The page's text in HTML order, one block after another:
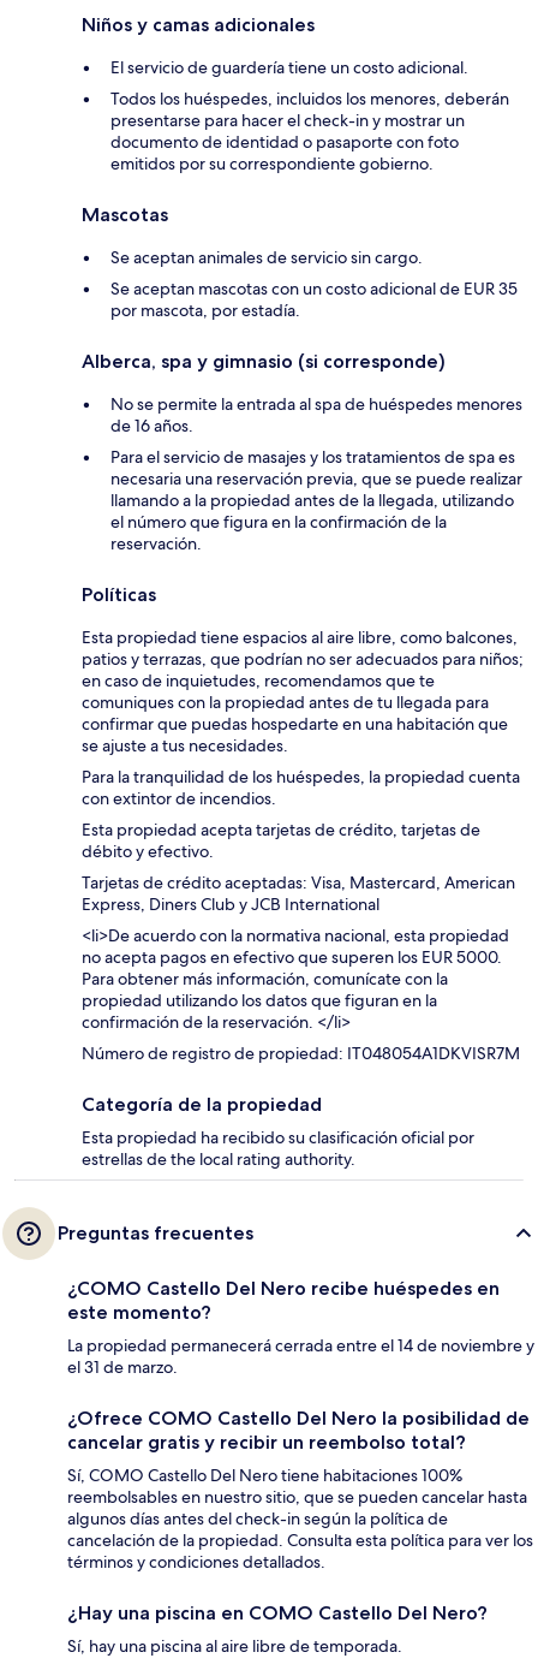
Niños y camas adicionales
El servicio de guardería tiene un costo adicional.
Todos los huéspedes, incluidos los menores, deberán
presentarse para hacer el check-in y mostrar un
documento de identidad o pasaporte con foto
emitidos por su correspondiente gobierno.
Mascotas
Se aceptan animales de servicio sin cargo.
Se aceptan mascotas con un costo adicional de EUR 35
por mascota, por estadía.
Alberca, spa y gimnasio (si corresponde)
No se permite la entrada al spa de huéspedes menores
de 16 años.
Para el servicio de masajes y los tratamientos de spa es
necesaria una reservación previa, que se puede realizar
llamando a la propiedad antes de la llegada, utilizando
el número que figura en la confirmación de la
reservación.
Políticas
Esta propiedad tiene espacios al aire libre, como balcones,
patios y terrazas, que podrían no ser adecuados para niños;
en caso de inquietudes, recomendamos que te
comuniques con la propiedad antes de tu llegada para
confirmar que puedas hospedarte en una habitación que
se ajuste a tus necesidades.
Para la tranquilidad de los huéspedes, la propiedad cuenta
con extintor de incendios.
Esta propiedad acepta tarjetas de crédito, tarjetas de
débito y efectivo.
Tarjetas de crédito aceptadas: Visa, Mastercard, American
Express, Diners Club y JCB International
<li>De acuerdo con la normativa nacional, esta propiedad
no acepta pagos en efectivo que superen los EUR 5000.
Para obtener más información, comunícate con la
propiedad utilizando los datos que figuran en la
confirmación de la reservación. </li>
Número de registro de propiedad: IT048054A1DKVISR7M
Categoría de la propiedad
Esta propiedad ha recibido su clasificación oficial por
estrellas de the local rating authority.
Preguntas frecuentes
¿COMO Castello Del Nero recibe huéspedes en
este momento?
La propiedad permanecerá cerrada entre el 14 de noviembre y
el 31 de marzo.
¿Ofrece COMO Castello Del Nero la posibilidad de
cancelar gratis y recibir un reembolso total?
Sí, COMO Castello Del Nero tiene habitaciones 100%
reembolsables en nuestro sitio, que se pueden cancelar hasta
algunos días antes del check-in según la política de
cancelación de la propiedad. Consulta esta política para ver los
términos y condiciones detallados.
¿Hay una piscina en COMO Castello Del Nero?
Sí, hay una piscina al aire libre de temporada.